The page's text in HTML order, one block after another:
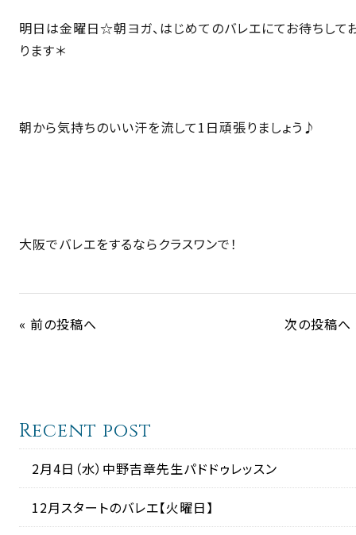
明日は金曜日☆朝ヨガ、はじめてのバレエにてお待ちして
ります＊
朝から気持ちのいい汗を流して1日頑張りましょう♪
大阪でバレエをするならクラスワンで！
« 前の投稿へ 次の投稿へ
Recent post
2月4日（水）中野吉章先生パドドゥレッスン
12月スタートのバレエ【火曜日】